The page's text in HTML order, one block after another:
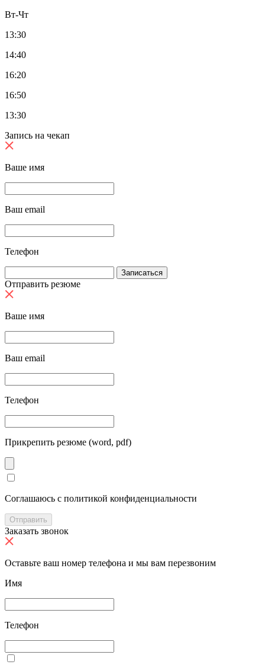
Вт-Чт
13:30
14:40
16:20
16:50
13:30
Запись на чекап
Ваше имя
Ваш email
Телефон
Отправить резюме
Ваше имя
Ваш email
Телефон
Прикрепить резюме (word, pdf)
Cоглашаюсь с политикой конфиденциальности
Отправить
Заказать звонок
Оставьте ваш номер телефона и мы вам перезвоним
Имя
Телефон